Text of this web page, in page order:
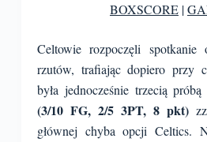
BOXSCORE|
Celtowie rozpoczęli spotkanie
rzutów, trafiając dopiero przy
była jednocześnie trzecią próbą
(3/10 FG, 2/5 3PT, 8 pkt)
głównej chyba opcji Celtics.